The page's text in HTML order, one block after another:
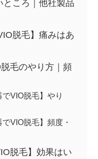
ところ｜他社製品
脱毛】痛みはあ
毛のやり方｜頻
でVIO脱毛】やり
でVIO脱毛】頻度・
脱毛】効果はい